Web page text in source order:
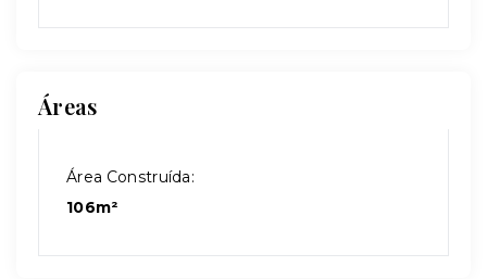
Áreas
Área Construída:
106m²